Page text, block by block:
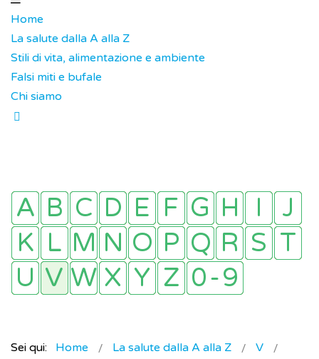
Home
La salute dalla A alla Z
Stili di vita, alimentazione e ambiente
Falsi miti e bufale
Chi siamo
Sei qui: Home La salute dalla A alla Z
V